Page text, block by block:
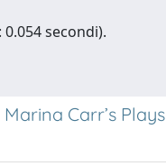
secondi).
Carr’s Plays